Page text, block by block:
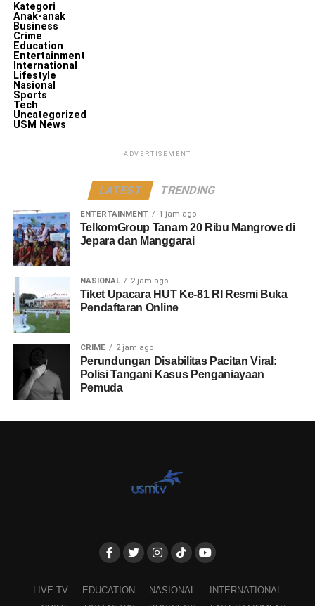
Kategori
Anak-anak
Business
Crime
Education
Entertainment
International
Lifestyle
Nasional
Sports
Tech
Uncategorized
USM News
ADVERTISEMENT
LATEST TRENDING
ENTERTAINMENT 1 jam ago
TelkomGroup Tanam 20 Ribu Mangrove di
Jepara dan Manggarai
NASIONAL 2 jam ago
Tiket Upacara HUT Ke-81 RI Resmi Buka
Pendaftaran Online
CRIME 2 jam ago
Perundungan Disabilitas Pacitan Viral:
Polisi Tangani Kasus Penganiayaan
Pemuda
LIVE TV EDUCATION NASIONAL
INTERNATIONAL